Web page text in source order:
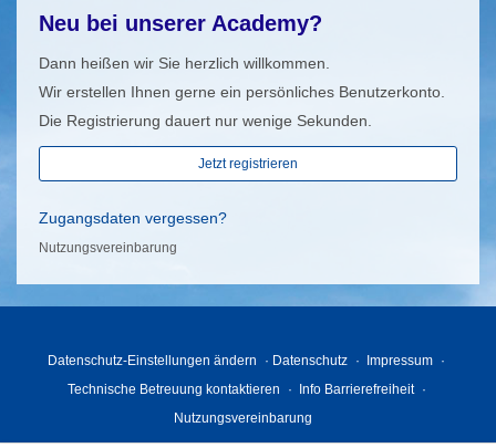
Neu bei unserer Academy?
Dann heißen wir Sie herzlich willkommen.
Wir erstellen Ihnen gerne ein persönliches Benutzerkonto.
Die Registrierung dauert nur wenige Sekunden.
Jetzt registrieren
Zugangsdaten vergessen?
Nutzungsvereinbarung
Datenschutz-Einstellungen ändern Datenschutz
Impressum
Technische Betreuung kontaktieren
Info Barrierefreiheit
Nutzungsvereinbarung